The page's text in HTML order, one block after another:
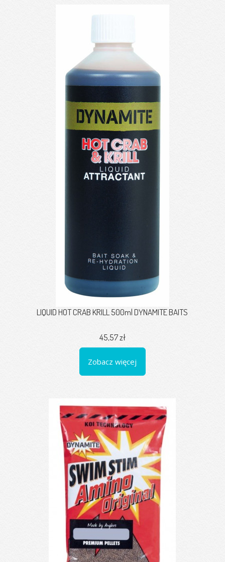
LIQUID HOT CRAB KRILL 500ml DYNAMITE BAITS
45,57 zł
Zobacz więcej